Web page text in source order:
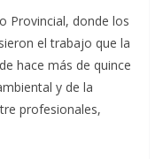
Provincial, donde los
el trabajo que la
hace más de quince
y de la
profesionales,